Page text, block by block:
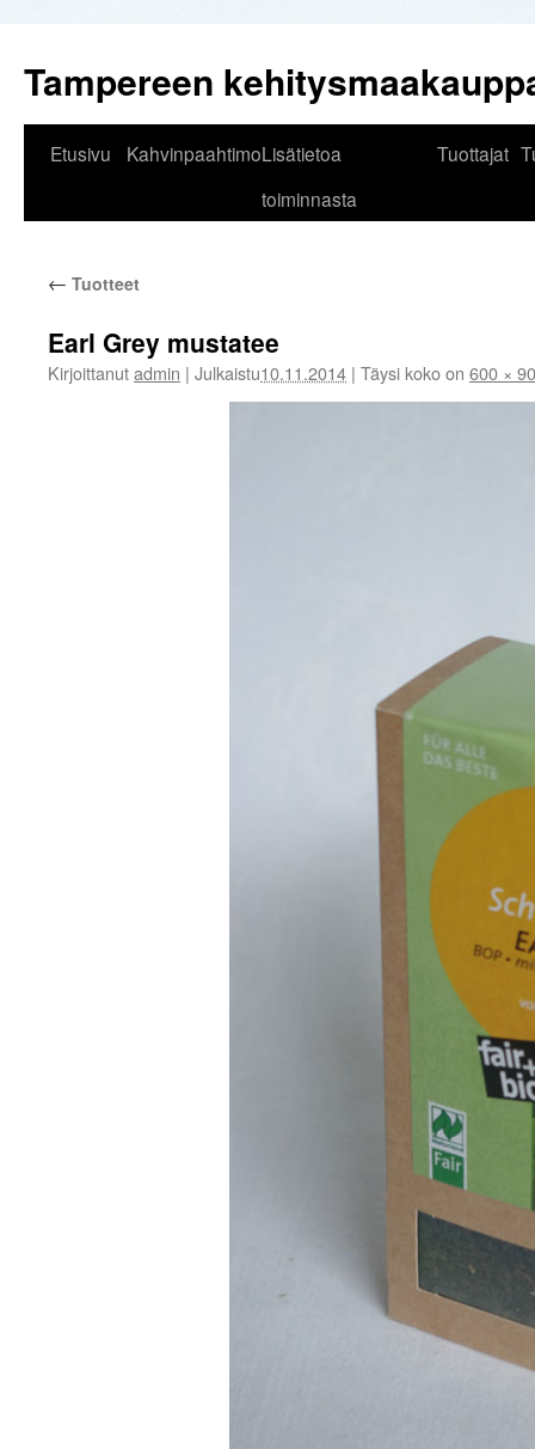
Tampereen
Siirry
Etusivu KahvinpaahtimoLisätietoa
toiminnasta
Tuottajat
← Tuotteet
Earl Grey mustatee
Kirjoittanutadmin | Julkaistu10.11.2014 | Täysi koko on 600 ×